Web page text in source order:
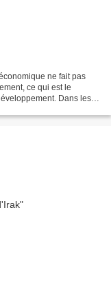
ne fait pas
ce qui est le
Dans les